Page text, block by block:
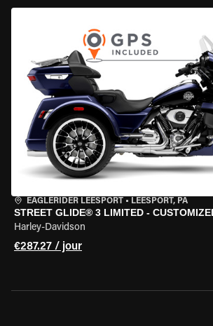
EAGLERIDER LEESPORT • LEESPORT, PA
STREET GLIDE® 3 LIMITED -
Harley-Davidson
€287.27 / jour